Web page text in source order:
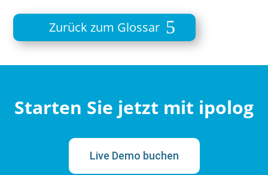
Zurück zum Glossar
Starten Sie jetzt mit ipolog
Live Demo buchen